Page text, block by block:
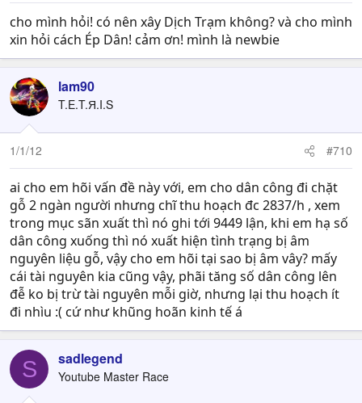
cho mình hỏi! có nên xây Dịch Trạm không? và cho mình
xin hỏi cách Ép Dân! cảm ơn! mình là newbie
lam90
T.E.T.Я.I.S
1/1/12 #710
ai cho em hõi vấn đề này với, em cho dân công đi chặt
gỗ 2 ngàn người nhưng chĩ thu hoạch đc 2837/h , xem
trong mục sãn xuất thì nó ghi tới 9449 lận, khi em hạ số
dân công xuống thì nó xuất hiện tình trạng bị âm
nguyên liệu gỗ, vậy cho em hõi tại sao bị âm vây? mấy
cái tài nguyên kia cũng vậy, phãi tăng số dân công lên
đễ ko bị trừ tài nguyên mỗi giờ, nhưng lại thu hoạch ít
đi nhìu :( cứ như khũng hoãn kinh tế á
S sadlegend
Youtube Master Race